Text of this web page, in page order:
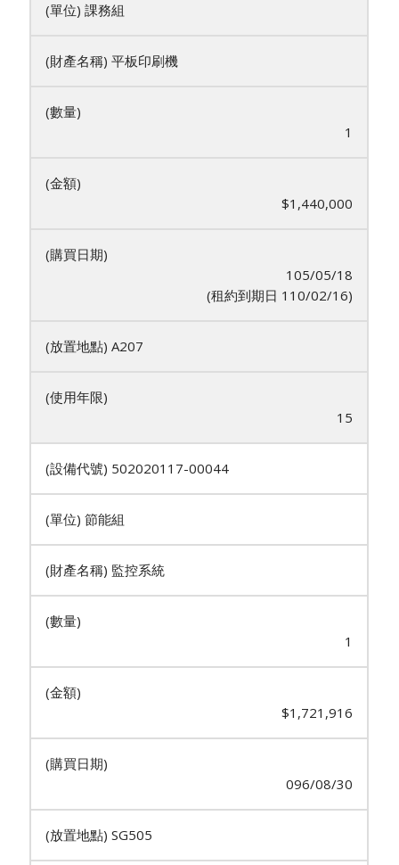
課務組
平板印刷機
1
$1,440,000
105/05/18
(租約到期日 110/02/16)
A207
15
502020117-00044
節能組
監控系統
1
$1,721,916
096/08/30
SG505